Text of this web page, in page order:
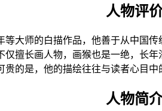
人物评
大师的白描作品，他善于从中国
擅长画人物，画猴也是一绝，长
的是，他的描绘往往与读者心目中
人物简